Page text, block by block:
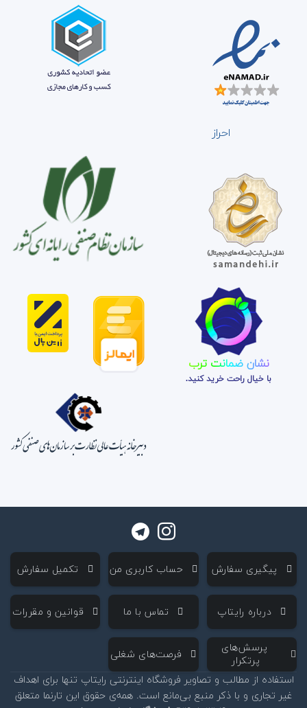
احراز
نشان ضمانت ترب
با خیال راحت خرید کنید.
‌ پیگیری سفارش ‌ حساب کاربری من ‌ تکمیل سفارش
‌ درباره رایتاپ ‌ تماس با ما ‌ قوانین و مقررات
‌ پرسش‌های
پرتکرار
‌ فرصت‌های شغلی
استفاده از مطالب و تصاویر فروشگاه اینترنتی رایتاپ تنها برای اهداف
غیر تجاری و با ذکر منبع بی‌مانع است. همه‌ی حقوق این تارنما متعلق